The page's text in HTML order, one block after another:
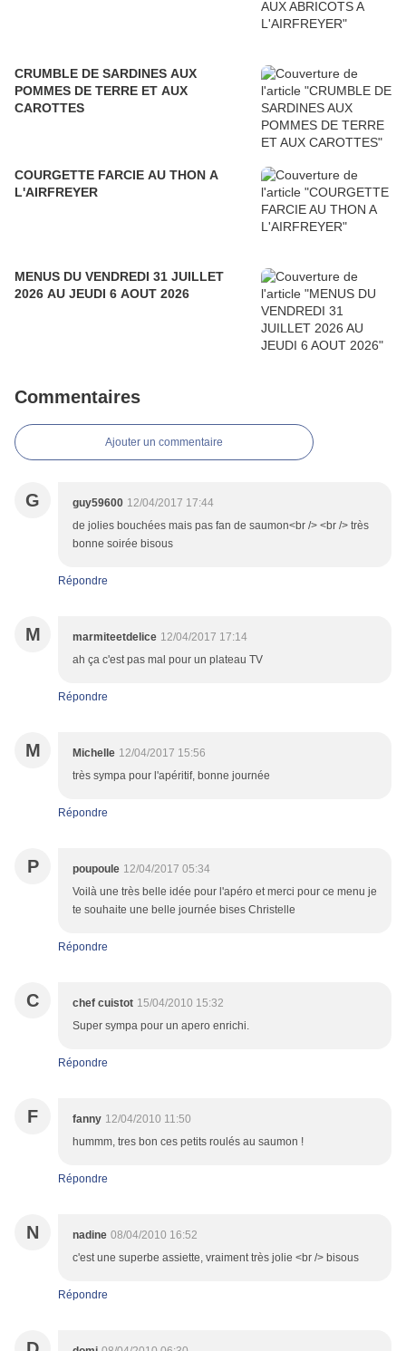
CRUMBLE DE SARDINES AUX
POMMES DE TERRE ET AUX
CAROTTES
COURGETTE FARCIE AU THON A
L'AIRFREYER
MENUS DU VENDREDI 31 JUILLET
2026 AU JEUDI 6 AOUT 2026
Commentaires
Ajouter un commentaire
G guy59600 12/04/2017 17:44
de jolies bouchées mais pas fan de saumon<br /> <br /> très
bonne soirée bisous
Répondre
M marmiteetdelice 12/04/2017 17:14
ah ça c'est pas mal pour un plateau TV
Répondre
M Michelle 12/04/2017 15:56
très sympa pour l'apéritif, bonne journée
Répondre
P poupoule 12/04/2017 05:34
Voilà une très belle idée pour l'apéro et merci pour ce menu je
te souhaite une belle journée bises Christelle
Répondre
C chef cuistot 15/04/2010 15:32
Super sympa pour un apero enrichi.
Répondre
F fanny 12/04/2010 11:50
hummm, tres bon ces petits roulés au saumon !
Répondre
N nadine 08/04/2010 16:52
c'est une superbe assiette, vraiment très jolie <br /> bisous
Répondre